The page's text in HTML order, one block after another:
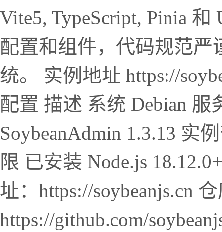
Vite5, TypeScript, Pinia
配置和组件，代码规范
统。 实例地址 https://
配置 描述 系统 Debian 服
SoybeanAdmin 1.3.13 实
限 已安装 Node.js
址：https://soybeanjs.cn
https://github.com/